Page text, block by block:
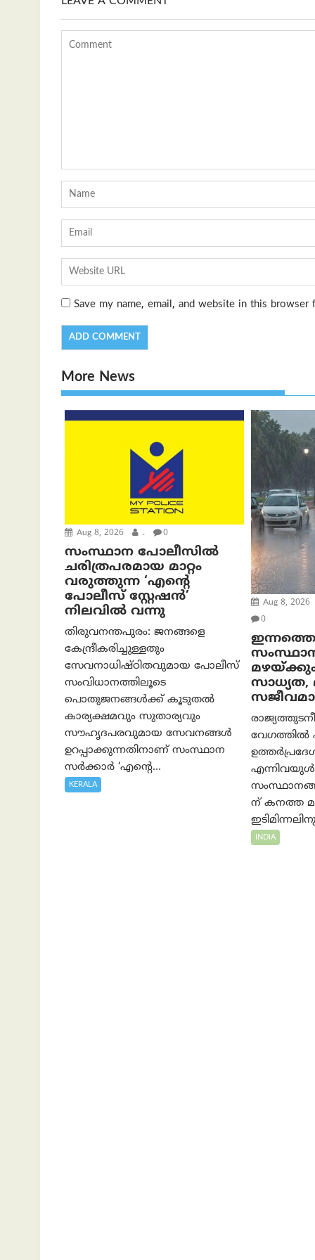
Save my name, email, and website in this
More News
Aug 8, 2026 . 0
സംസ്ഥാന പോലീസിൽ
ചരിത്രപരമായ മാറ്റം
വരുത്തുന്ന ‘എന്റെ
പോലീസ് സ്റ്റേഷൻ’
നിലവില്‍ വന്നു
തിരുവനന്തപുരം: ജനങ്ങളെ
കേന്ദ്രീകരിച്ചുള്ളതും
സേവനാധിഷ്ഠിതവുമായ പോലീസ്
സംവിധാനത്തിലൂടെ
പൊതുജനങ്ങൾക്ക് കൂടുതൽ
കാര്യക്ഷമവും സുതാര്യവും
സൗഹൃദപരവുമായ സേവനങ്ങൾ
ഉറപ്പാക്കുന്നതിനാണ് സംസ്ഥാന
സർക്കാർ ‘എന്റെ...
KERALA
Aug 8, 2026
0
മഴയ്ക്കും
വേഗത്തിൽ
ന് കനത്ത
INDIA